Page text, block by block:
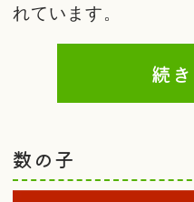
れています。
続
数の子